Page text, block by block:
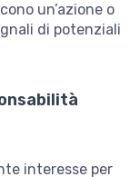
un’azione o
di potenziali
interesse per